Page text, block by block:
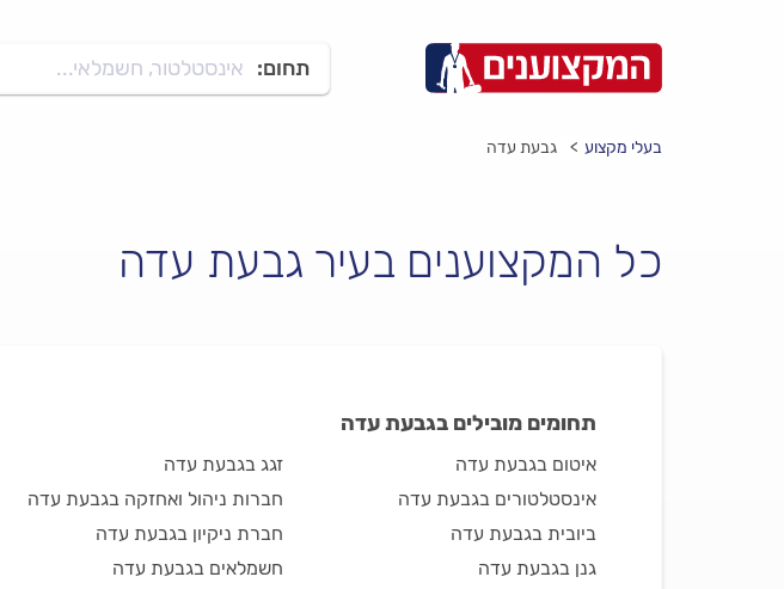
תחום: אינסטלטור, חשמלאי...
בעלי מקצוע גבעת עדה
כל המקצוענים בעיר גבעת עדה
תחומים מובילים בגבעת עדה
איטום בגבעת עדה
אינסטלטורים בגבעת עדה
ביובית בגבעת עדה
גנן בגבעת עדה
זגג בגבעת עדה
חברות ניהול ואחזקה בגבעת עדה
חברת ניקיון בגבעת עדה
חשמלאים בגבעת עדה